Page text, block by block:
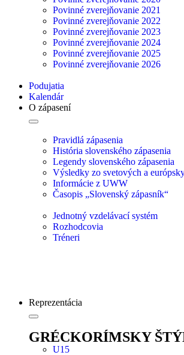
Povinné zverejňovanie 2021
Povinné zverejňovanie 2022
Povinné zverejňovanie 2023
Povinné zverejňovanie 2024
Povinné zverejňovanie 2025
Povinné zverejňovanie 2026
Podujatia
Kalendár
O zápasení
Pravidlá zápasenia
História slovenského zápasenia
Legendy slovenského zápasenia
Výsledky zo svetových a
Informácie z UWW
Časopis „Slovenský zápasník“
Jednotný vzdelávací systém
Rozhodcovia
Tréneri
Reprezentácia
GRÉCKORÍMSKY
U15